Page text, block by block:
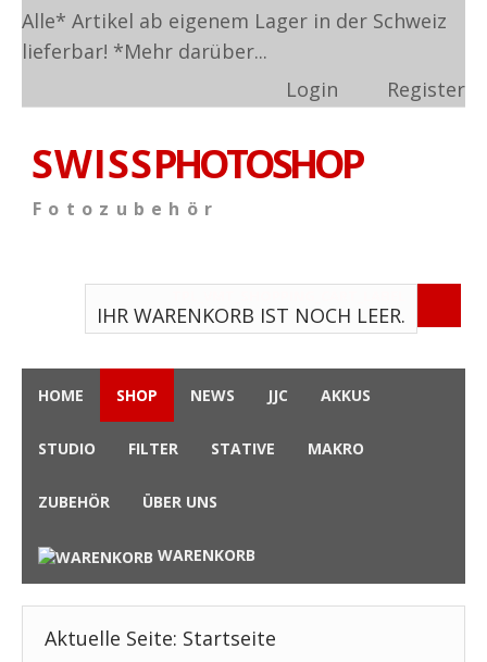
Alle* Artikel ab eigenem Lager in der Schweiz
lieferbar! *Mehr darüber...
Login
Register
S W I S SPHOTOSHOP
F o t o z u b e h ö r
IHR WARENKORB IST NOCH LEER.
HOME SHOP NEWS JJC AKKUS
STUDIO FILTER STATIVE MAKRO
ZUBEHÖR ÜBER UNS
WARENKORB
Aktuelle Seite: Startseite